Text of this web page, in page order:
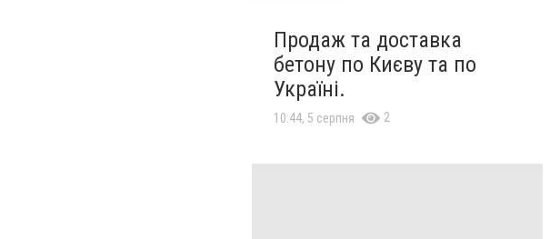
Продаж та доставка
бетону по Києву та по
Україні.
10:44, 5 серпня 2